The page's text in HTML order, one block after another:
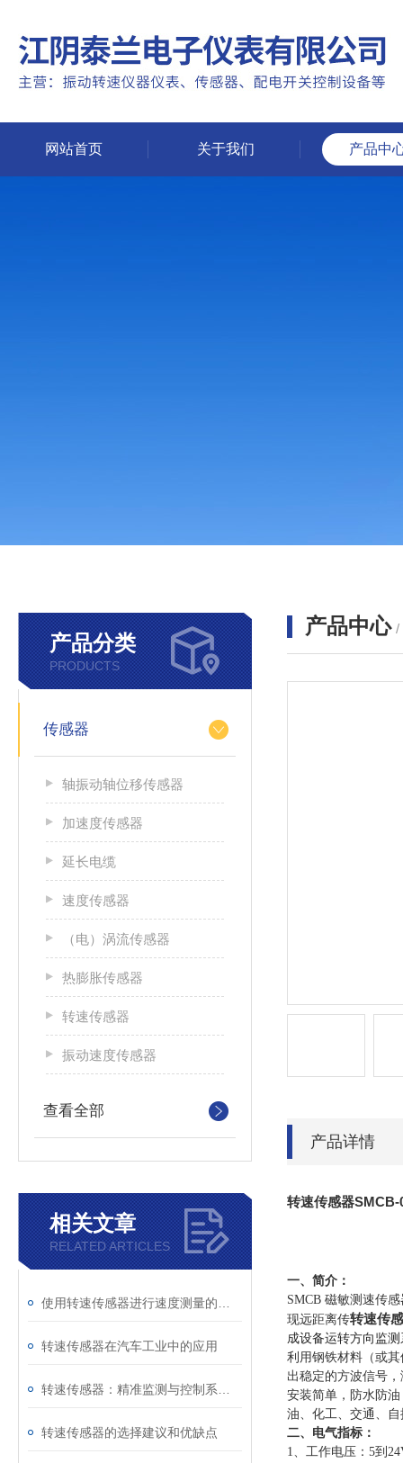
网站首页 关于我们 产品中
产品分类
PRODUCTS
传感器
轴振动轴位移传感器
加速度传感器
延长电缆
速度传感器
（电）涡流传感器
热膨胀传感器
转速传感器
振动速度传感器
查看全部
相关文章
RELATED ARTICLES
转速传感器在汽车工业中的应用
转速传感器的选择建议和优缺点
产品中心 /
产品详情
转速传感器SMCB-
一、简介：
SMCB 磁敏测速传
现远距离传转速传
成设备运转方向监
利用钢铁材料（或
出稳定的方波信号
安装简单，防水防
油、化工、交通、
二、电气指标：
1、工作电压：5到